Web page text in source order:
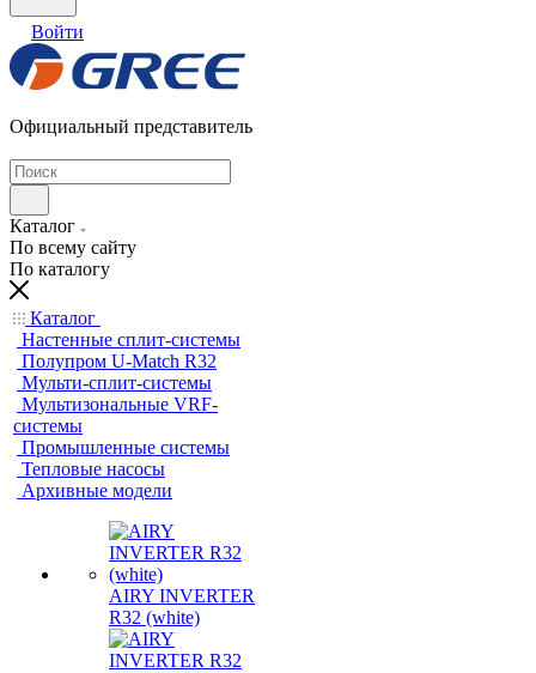
Войти
Официальный представитель
Каталог
По всему сайту
По каталогу
Каталог
Настенные сплит-системы
Полупром U-Match R32
Мульти-сплит-системы
Мультизональные VRF-
системы
Промышленные системы
Тепловые насосы
Архивные модели
AIRY INVERTER
R32 (white)